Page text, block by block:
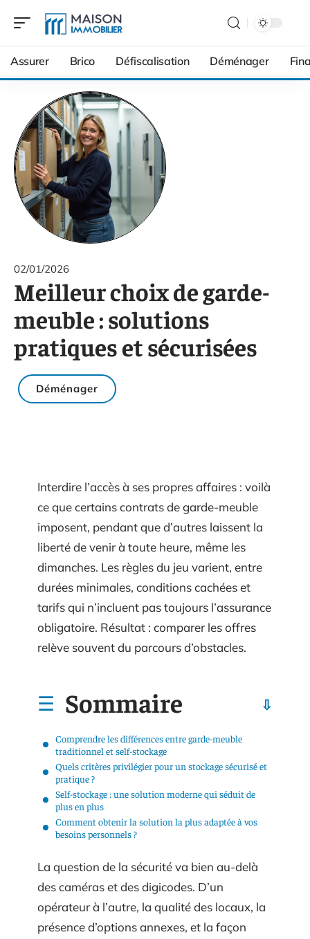
Assurer Brico Défiscalisation Déménager
02/01/2026
Meilleur choix de garde-
meuble : solutions
pratiques et sécurisées
Déménager
Interdire l’accès à ses propres affaires : voilà
ce que certains contrats de garde-meuble
imposent, pendant que d’autres laissent la
liberté de venir à toute heure, même les
dimanches. Les règles du jeu varient, entre
durées minimales, conditions cachées et
tarifs qui n’incluent pas toujours l’assurance
obligatoire. Résultat : comparer les offres
relève souvent du parcours d’obstacles.
Sommaire
Comprendre les différences entre garde-meuble
traditionnel et self-stockage
Quels critères privilégier pour un stockage sécurisé et
pratique ?
Self-stockage : une solution moderne qui séduit de
plus en plus
Comment obtenir la solution la plus adaptée à vos
besoins personnels ?
La question de la sécurité va bien au-delà
des caméras et des digicodes. D’un
opérateur à l’autre, la qualité des locaux, la
présence d’options annexes, et la façon